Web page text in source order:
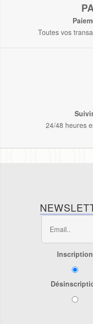
Toutes vos
24/48 heures
Inscription